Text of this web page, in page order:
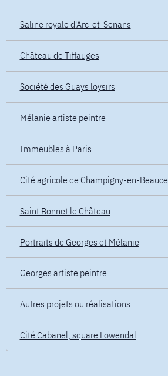
Saline royale d'Arc-et-Senans
Château de Tiffauges
Société des Guays loysirs
Mélanie artiste peintre
Immeubles à Paris
Cité agricole de Champigny-en-Beauce
Saint Bonnet le Château
Portraits de Georges et Mélanie
Georges artiste peintre
Autres projets ou réalisations
Cité Cabanel, square Lowendal